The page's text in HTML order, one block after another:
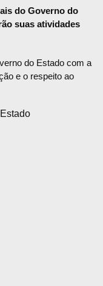
do Governo do
suas atividades
do Estado com a
e o respeito ao